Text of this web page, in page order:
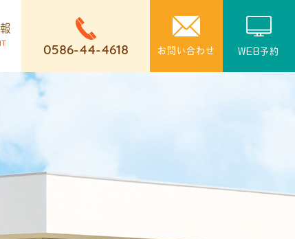
0586-44-4618 お問い合わせ WEB予約